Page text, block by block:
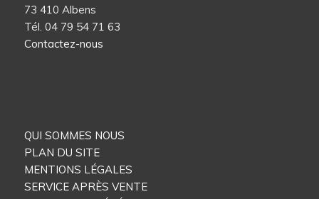
73 410 Albens
Tél. 04 79 54 71 63
Contactez-nous
QUI SOMMES NOUS
PLAN DU SITE
MENTIONS LÉGALES
SERVICE APRÈS VENTE